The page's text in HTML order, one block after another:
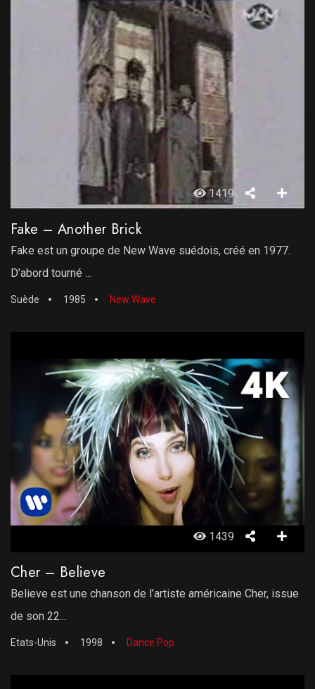
1419
Fake – Another Brick
Fake est un groupe de New Wave suédois, créé en 1977.
D’abord tourné ...
Suède 1985 New Wave
1439
Cher – Believe
Believe est une chanson de l’artiste américaine Cher, issue
de son 22...
Etats-Unis 1998 Dance Pop